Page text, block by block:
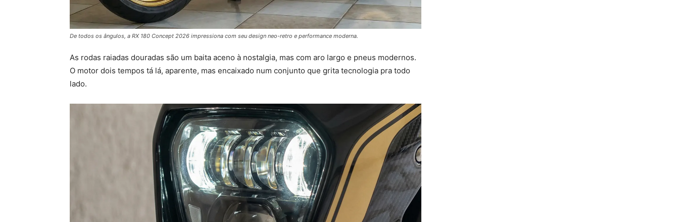
De todos os ângulos, a RX 180 Concept 2026 impressiona com seu design neo-retro e performance moderna.
As rodas raiadas douradas são um baita aceno à nostalgia, mas com aro largo e pneus modernos.
O motor dois tempos tá lá, aparente, mas encaixado num conjunto que grita tecnologia pra todo
lado.